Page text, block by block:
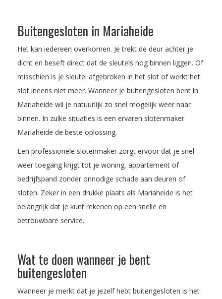
Buitengesloten in Mariaheide
Het kan iedereen overkomen. Je trekt de deur achter je
dicht en beseft direct dat de sleutels nog binnen liggen. Of
misschien is je sleutel afgebroken in het slot of werkt het
slot ineens niet meer. Wanneer je buitengesloten bent in
Mariaheide wil je natuurlijk zo snel mogelijk weer naar
binnen. In zulke situaties is een ervaren slotenmaker
Mariaheide de beste oplossing.
Een professionele slotenmaker zorgt ervoor dat je snel
weer toegang krijgt tot je woning, appartement of
bedrijfspand zonder onnodige schade aan deuren of
sloten. Zeker in een drukke plaats als Mariaheide is het
belangrijk dat je kunt rekenen op een snelle en
betrouwbare service.
Wat te doen wanneer je bent
buitengesloten
Wanneer je merkt dat je jezelf hebt buitengesloten is het